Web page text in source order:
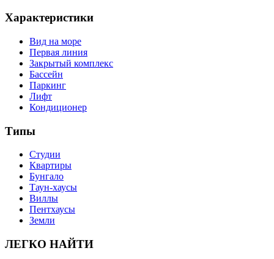
Характеристики
Вид на море
Первая линия
Закрытый комплекс
Бассейн
Паркинг
Лифт
Кондиционер
Типы
Студии
Квартиры
Бунгало
Таун-хаусы
Виллы
Пентхаусы
Земли
ЛЕГКО НАЙТИ